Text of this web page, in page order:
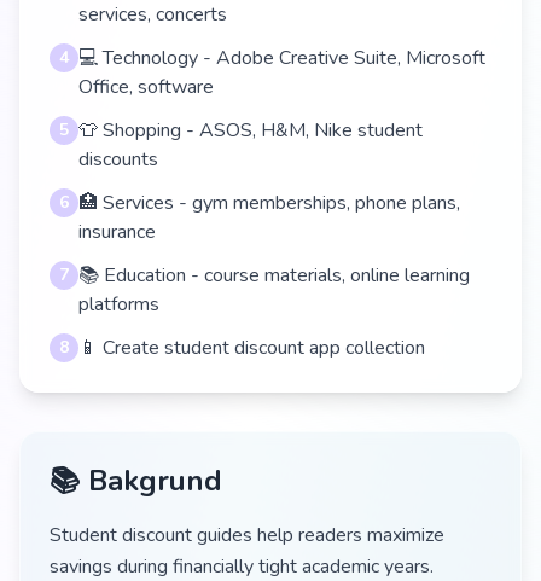
services, concerts
4 💻 Technology - Adobe Creative Suite, Microsoft
Office, software
5 👕 Shopping - ASOS, H&M, Nike student
discounts
6 🏥 Services - gym memberships, phone plans,
insurance
7 📚 Education - course materials, online learning
platforms
8 📱 Create student discount app collection
📚 Bakgrund
Student discount guides help readers maximize
savings during financially tight academic years.